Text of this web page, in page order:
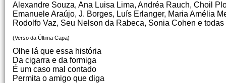
Alexandre Souza, Ana Luisa Lima, Andréa Rauch, Choil
Emanuele Araújo, J. Borges, Luís Erlanger, Maria Amélia
Rodolfo Vaz, Seu Nelson da Rabeca, Sonia Cohen e
(Verso da Última Capa)
Olhe lá que essa história
Da cigarra e da formiga
É um caso mal contado
Permita o amigo que diga